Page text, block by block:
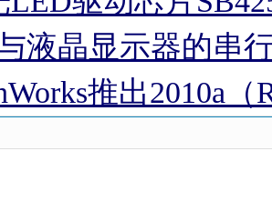
液晶显示器的串
推出2010a